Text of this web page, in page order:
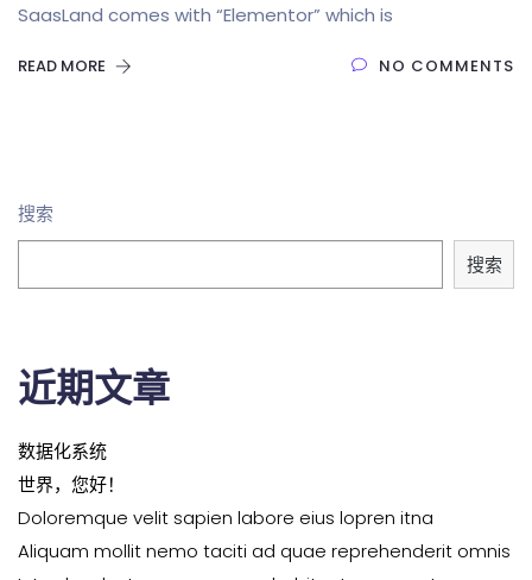
SaasLand comes with “Elementor” which is
READ MORE NO COMMENTS
搜索
搜索
近期文章
数据化系统
世界，您好！
Doloremque velit sapien labore eius lopren itna
Aliquam mollit nemo taciti ad quae reprehenderit omnis